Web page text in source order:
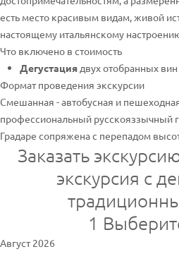
есть место красивым видам, живой
настоящему итальянскому
Что включено в стоимость
Дегустация двух отобранных
Формат проведения экскурсии
Смешанная - автобусная и
профессиональный русскояззычный
Градаре сопряжена с перепадом
Заказать
экскурсия с
1
Август 2026